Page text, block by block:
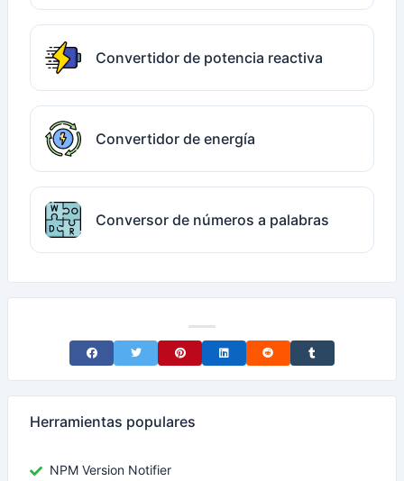
Convertidor de potencia reactiva
Convertidor de energía
Conversor de números a palabras
Share on Facebook
Share on TwitterShare on Pinterest
Share on LinkedIn
Share on RedditShare on Tumblr
Herramientas populares
NPM Version Notifier